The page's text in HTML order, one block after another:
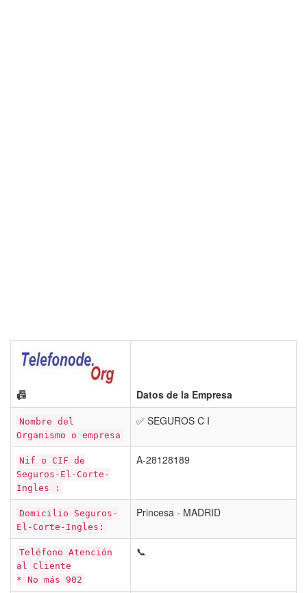
📠 Datos de la Empresa
Nombre del
Organismo o empresa
✅ SEGUROS C I
Nif o CIF de
Seguros-El-Corte-
Ingles :
A-28128189
Domicilio Seguros-
El-Corte-Ingles:
Princesa - MADRID
Teléfono Atención
al Cliente
* No más 902
📞